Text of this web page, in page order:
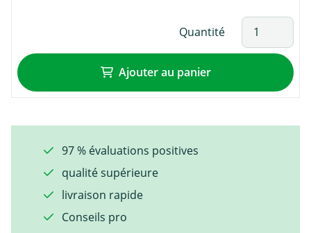
Quantité
Ajouter au panier
97 % évaluations positives
qualité supérieure
livraison rapide
Conseils pro